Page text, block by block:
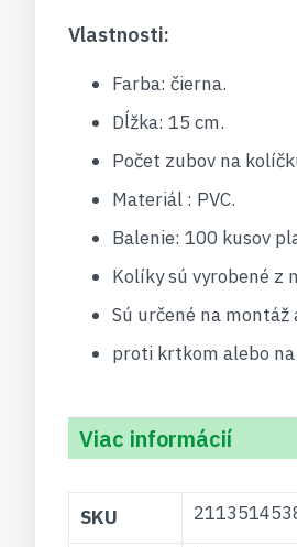
Vlastnosti:
Farba: čierna.
Dĺžka: 15 cm.
Počet zubov na
Materiál : PVC.
Balenie: 100 kusov
Kolíky sú vyrobené z
Sú určené na
proti krtkom alebo
Viac informácií
informácií
SKU